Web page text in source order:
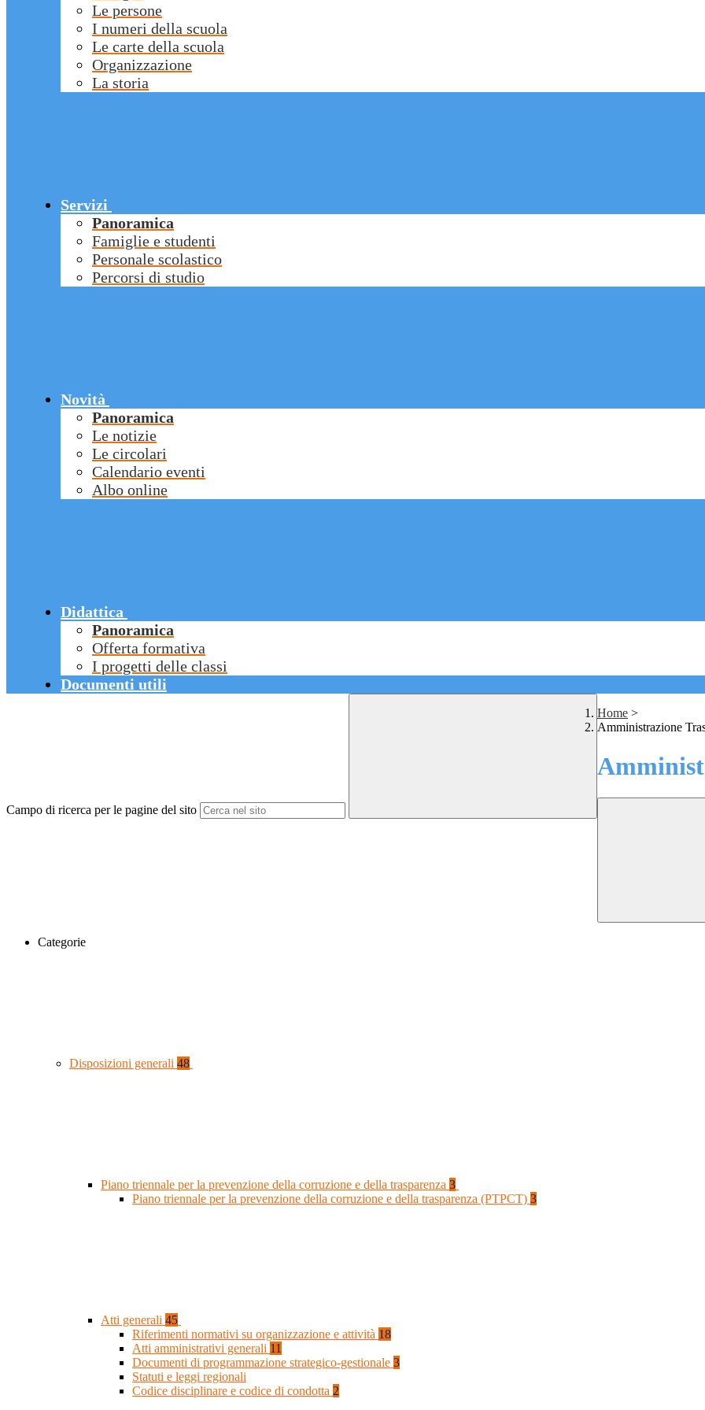
Le persone
I numeri della scuola
Le carte della scuola
Organizzazione
La storia
Servizi
Panoramica
Famiglie e studenti
Personale scolastico
Percorsi di studio
Novità
Panoramica
Le notizie
Le circolari
Calendario eventi
Albo online
Didattica
Panoramica
Offerta formativa
I progetti delle classi
Documenti utili
Campo di ricerca per le pagine del sito
Home >
Amministrazione
Categorie
Disposizioni generali 48
Piano triennale per la prevenzione della corruzione e della trasparenza 3
Piano triennale per la prevenzione della corruzione e della trasparenza (PTPCT) 3
Atti generali 45
Riferimenti normativi su organizzazione e attività 18
Atti amministrativi generali 11
Documenti di programmazione strategico-gestionale 3
Statuti e leggi regionali
Codice disciplinare e codice di condotta 2